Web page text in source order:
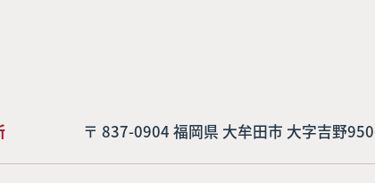
〒 837-0904 福岡県 大牟田市 大字吉野